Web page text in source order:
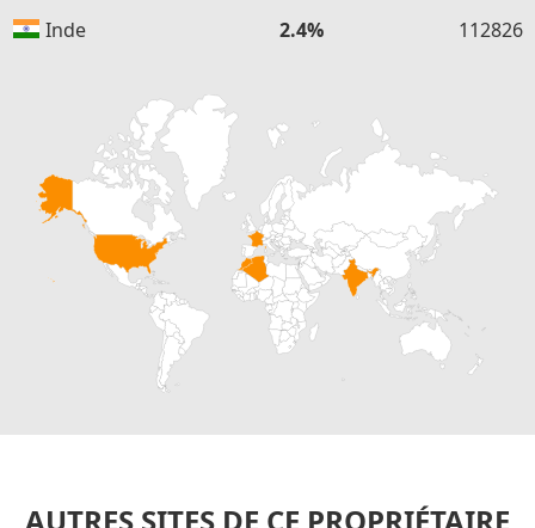
Inde
2.4% 112826
AUTRES SITES DE CE PROPRIÉTAIRE